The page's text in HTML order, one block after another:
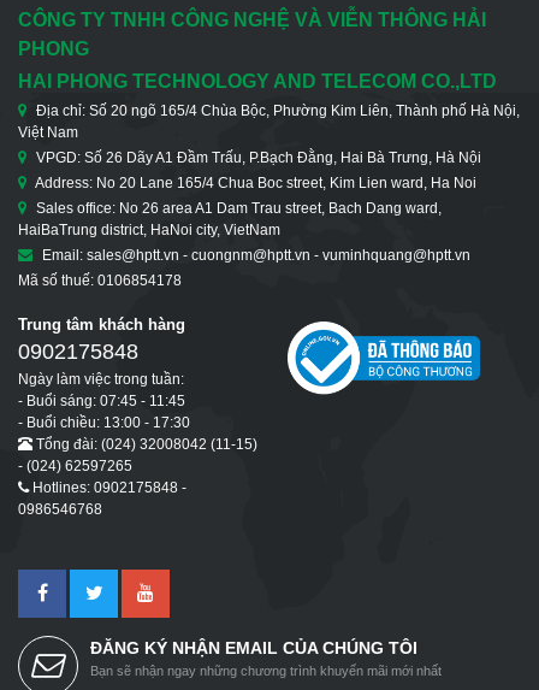
CÔNG TY TNHH CÔNG NGHỆ VÀ VIỄN THÔNG HẢI
PHONG
HAI PHONG TECHNOLOGY AND TELECOM CO.,LTD
Địa chỉ: Số 20 ngõ 165/4 Chùa Bộc, Phường Kim Liên, Thành phố Hà Nội,
Việt Nam
VPGD: Số 26 Dãy A1 Đầm Trấu, P.Bạch Đằng, Hai Bà Trưng, Hà Nội
Address: No 20 Lane 165/4 Chua Boc street, Kim Lien ward, Ha Noi
Sales office: No 26 area A1 Dam Trau street, Bach Dang ward,
HaiBaTrung district, HaNoi city, VietNam
Email: sales@hptt.vn - cuongnm@hptt.vn - vuminhquang@hptt.vn
Mã số thuế: 0106854178
Trung tâm khách hàng
0902175848
Ngày làm việc trong tuần:
- Buổi sáng: 07:45 - 11:45
- Buổi chiều: 13:00 - 17:30
Tổng đài: (024) 32008042 (11-15)
- (024) 62597265
Hotlines: 0902175848 -
0986546768
ĐĂNG KÝ NHẬN EMAIL CỦA CHÚNG TÔI
Bạn sẽ nhận ngay những chương trình khuyến mãi mới nhất